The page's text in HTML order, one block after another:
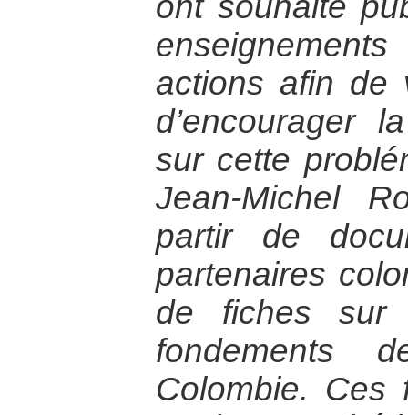
actions afin de
d’encourager
sur cette
Jean-Michel
partir de
partenaires
de fiches
fondements
Colombie. Ces